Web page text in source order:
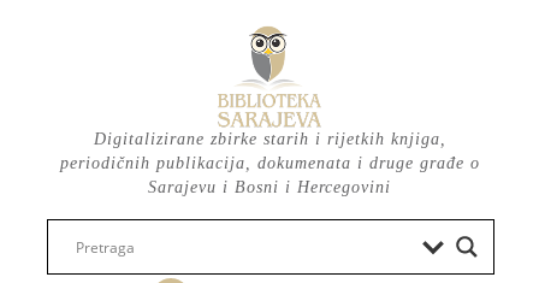
Digitalizirane zbirke starih i rijetkih knjiga,
periodičnih publikacija, dokumenata i druge građe o
Sarajevu i Bosni i Hercegovini